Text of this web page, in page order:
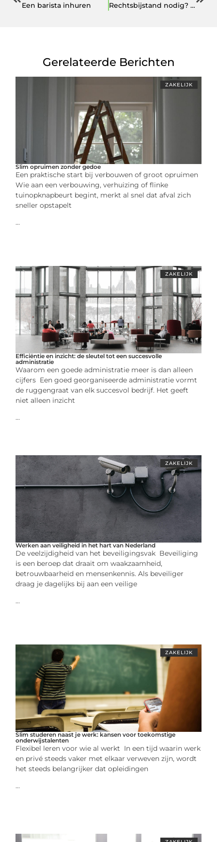
Een barista inhuren Rechtsbijstand nodig? Ondernemingsrecht in Nijmegen staat u bij
Gerelateerde Berichten
ZAKELIJK
Slim opruimen zonder gedoe
Een praktische start bij verbouwen of groot opruimen
Wie aan een verbouwing, verhuizing of flinke
tuinopknapbeurt begint, merkt al snel dat afval zich
sneller opstapelt
...
ZAKELIJK
Efficiëntie en inzicht: de sleutel tot een succesvolle
administratie
Waarom een goede administratie meer is dan alleen
cijfers Een goed georganiseerde administratie vormt
de ruggengraat van elk succesvol bedrijf. Het geeft
niet alleen inzicht
...
ZAKELIJK
Werken aan veiligheid in het hart van Nederland
De veelzijdigheid van het beveiligingsvak Beveiliging
is een beroep dat draait om waakzaamheid,
betrouwbaarheid en mensenkennis. Als beveiliger
draag je dagelijks bij aan een veilige
...
ZAKELIJK
Slim studeren naast je werk: kansen voor toekomstige
onderwijstalenten
Flexibel leren voor wie al werkt In een tijd waarin werk
en privé steeds vaker met elkaar verweven zijn, wordt
het steeds belangrijker dat opleidingen
...